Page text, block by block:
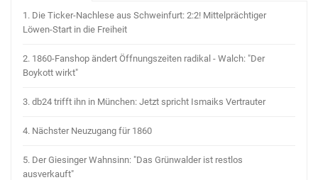
1. Die Ticker-Nachlese aus Schweinfurt: 2:2! Mittelprächtiger
Löwen-Start in die Freiheit
2. 1860-Fanshop ändert Öffnungszeiten radikal - Walch: "Der
Boykott wirkt"
3. db24 trifft ihn in München: Jetzt spricht Ismaiks Vertrauter
4. Nächster Neuzugang für 1860
5. Der Giesinger Wahnsinn: "Das Grünwalder ist restlos
ausverkauft"